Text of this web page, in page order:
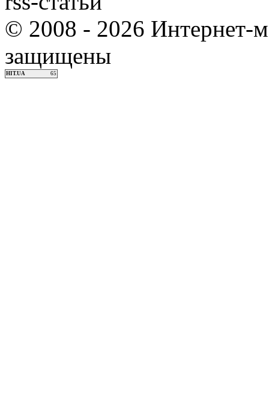
© 2008 - 2026 Интернет-
защищены
HIT.UA 65